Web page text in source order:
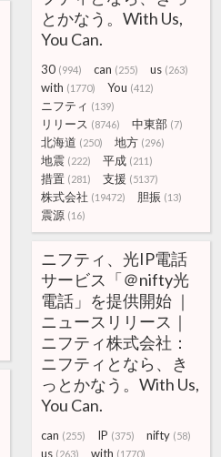
とかなう。With Us,
You Can.
30 (994) can (255) us (263)
with (1770) You (412)
ニフティ (139)
リリース (8746) 中東部 (7)
北海道 (250) 地方 (296)
地震 (222) 平成 (211)
措置 (281) 支援 (5137)
株式会社 (19472) 胆振 (13)
震源 (16)
ニフティ、光IP電話
サービス「＠nifty光
電話」を提供開始 ｜
ニュースリリース｜
ニフティ株式会社：
ニフティとなら、き
っとかなう。With Us,
You Can.
can (255) IP (375) nifty (58)
us (263) with (1770)